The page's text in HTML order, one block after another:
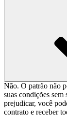
Não. O patrão não
suas condições sem
prejudicar, você
contrato e receber